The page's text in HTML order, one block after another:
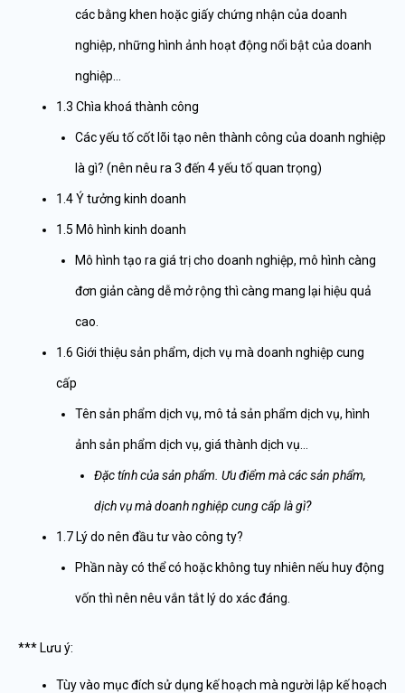
các bằng khen hoặc giấy chứng nhận của doanh
nghiệp, những hình ảnh hoạt động nổi bật của doanh
nghiệp…
1.3 Chìa khoá thành công
Các yếu tố cốt lõi tạo nên thành công của doanh nghiệp
là gì? (nên nêu ra 3 đến 4 yếu tố quan trọng)
1.4 Ý tưởng kinh doanh
1.5 Mô hình kinh doanh
Mô hình tạo ra giá trị cho doanh nghiệp, mô hình càng
đơn giản càng dễ mở rộng thì càng mang lại hiệu quả
cao.
1.6 Giới thiệu sản phẩm, dịch vụ mà doanh nghiệp cung
cấp
Tên sản phẩm dịch vụ, mô tả sản phẩm dịch vụ, hình
ảnh sản phẩm dịch vụ, giá thành dịch vụ…
Đặc tính của sản phẩm. Ưu điểm mà các sản phẩm,
dịch vụ mà doanh nghiệp cung cấp là gì?
1.7 Lý do nên đầu tư vào công ty?
Phần này có thể có hoặc không tuy nhiên nếu huy động
vốn thì nên nêu vắn tắt lý do xác đáng.
*** Lưu ý:
Tùy vào mục đích sử dụng kế hoạch mà người lập kế hoạch